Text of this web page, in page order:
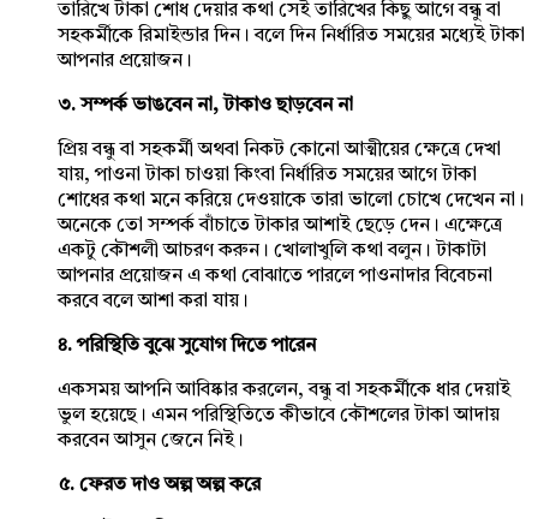
তারিখে টাকা শোধ দেয়ার কথা সেই তারিখের কিছু আগে বন্ধু বা
সহকর্মীকে রিমাইন্ডার দিন। বলে দিন নির্ধারিত সময়ের মধ্যেই টাকা
আপনার প্রয়োজন।
৩. সম্পর্ক ভাঙবেন না, টাকাও ছাড়বেন না
প্রিয় বন্ধু বা সহকর্মী অথবা নিকট কোনো আত্মীয়ের ক্ষেত্রে দেখা
যায়, পাওনা টাকা চাওয়া কিংবা নির্ধারিত সময়ের আগে টাকা
শোধের কথা মনে করিয়ে দেওয়াকে তারা ভালো চোখে দেখেন না।
অনেকে তো সম্পর্ক বাঁচাতে টাকার আশাই ছেড়ে দেন। এক্ষেত্রে
একটু কৌশলী আচরণ করুন। খোলাখুলি কথা বলুন। টাকাটা
আপনার প্রয়োজন এ কথা বোঝাতে পারলে পাওনাদার বিবেচনা
করবে বলে আশা করা যায়।
৪. পরিস্থিতি বুঝে সুযোগ দিতে পারেন
একসময় আপনি আবিষ্কার করলেন, বন্ধু বা সহকর্মীকে ধার দেয়াই
ভুল হয়েছে। এমন পরিস্থিতিতে কীভাবে কৌশলের টাকা আদায়
করবেন আসুন জেনে নিই।
৫. ফেরত দাও অল্প অল্প করে